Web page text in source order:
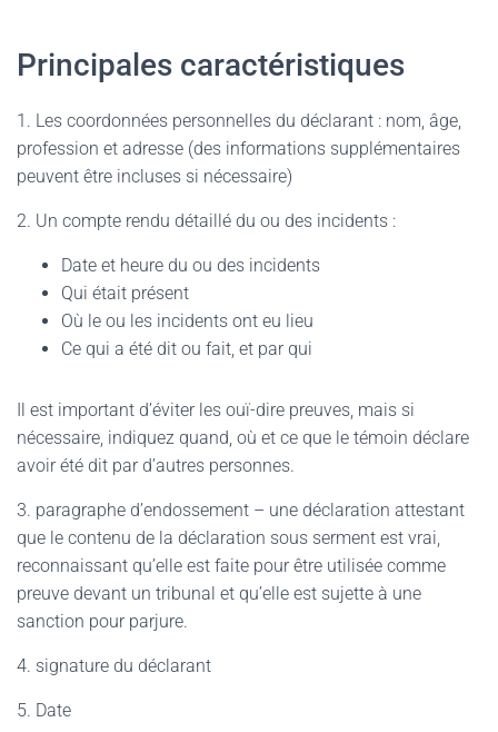
Principales caractéristiques
1. Les coordonnées personnelles du déclarant : nom, âge,
profession et adresse (des informations supplémentaires
peuvent être incluses si nécessaire)
2. Un compte rendu détaillé du ou des incidents :
Date et heure du ou des incidents
Qui était présent
Où le ou les incidents ont eu lieu
Ce qui a été dit ou fait, et par qui
Il est important d’éviter les ouï-dire preuves, mais si
nécessaire, indiquez quand, où et ce que le témoin déclare
avoir été dit par d’autres personnes.
3. paragraphe d’endossement – une déclaration attestant
que le contenu de la déclaration sous serment est vrai,
reconnaissant qu’elle est faite pour être utilisée comme
preuve devant un tribunal et qu’elle est sujette à une
sanction pour parjure.
4. signature du déclarant
5. Date